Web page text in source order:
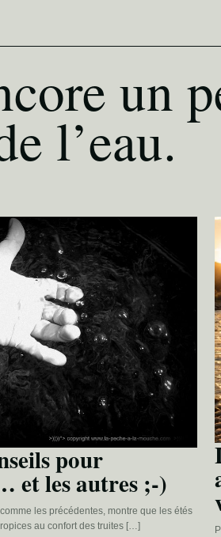
un
l’eau.
pour
et les autres ;-)
les précédentes, montre que les étés
au confort des truites […]